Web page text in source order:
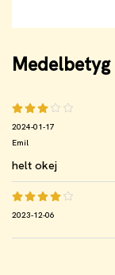
Medelbetyg
2024-01-17
Emil
helt okej
2023-12-06